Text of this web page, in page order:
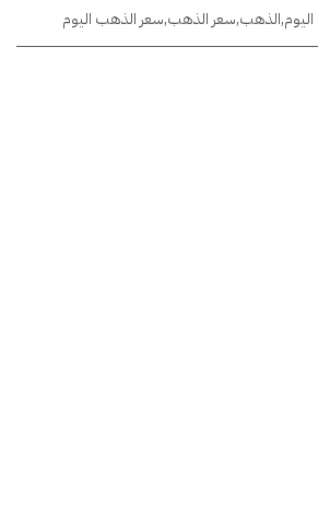
,الذهب,سعر الذهب,سعر الذهب اليوم